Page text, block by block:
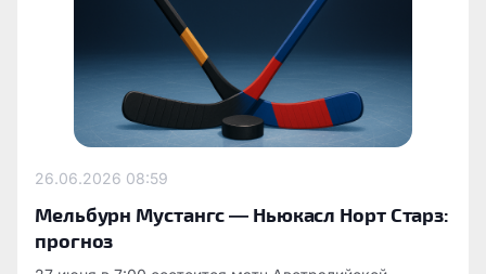
26.06.2026 08:59
Мельбурн Мустангс — Ньюкасл Норт Старз:
прогноз